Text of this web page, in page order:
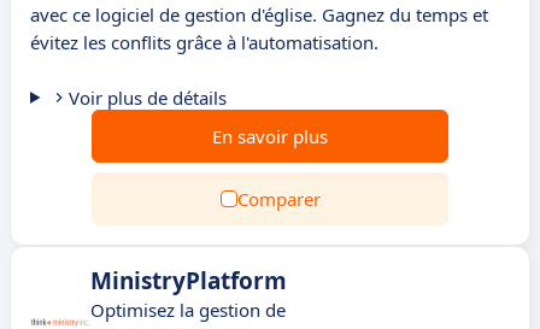
avec ce logiciel de gestion d'église. Gagnez du temps et
évitez les conflits grâce à l'automatisation.
Voir plus de détails
En savoir plus
Comparer
MinistryPlatform
Optimisez la gestion de